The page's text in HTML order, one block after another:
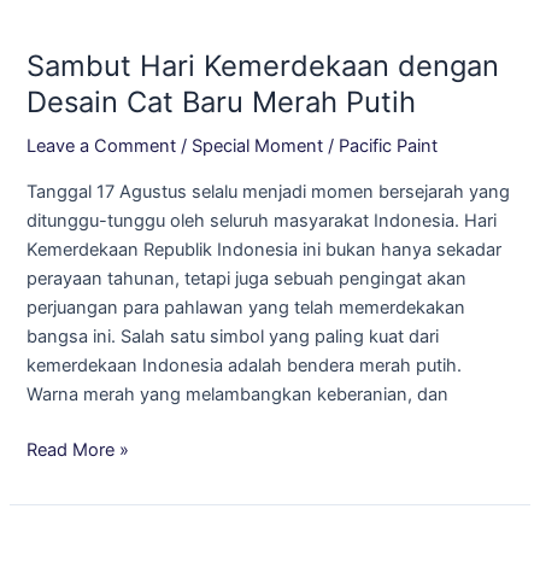
Sambut Hari Kemerdekaan dengan
Desain Cat Baru Merah Putih
Leave a Comment / Special Moment / Pacific Paint
Tanggal 17 Agustus selalu menjadi momen bersejarah yang
ditunggu-tunggu oleh seluruh masyarakat Indonesia. Hari
Kemerdekaan Republik Indonesia ini bukan hanya sekadar
perayaan tahunan, tetapi juga sebuah pengingat akan
perjuangan para pahlawan yang telah memerdekakan
bangsa ini. Salah satu simbol yang paling kuat dari
kemerdekaan Indonesia adalah bendera merah putih.
Warna merah yang melambangkan keberanian, dan
Kemerdekaan
dengan
Cat
Baru
Merah
Putih
Read More »